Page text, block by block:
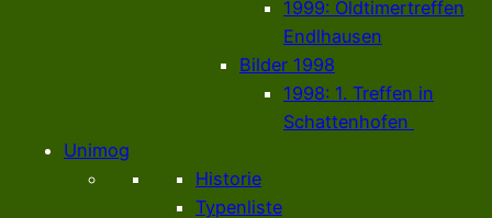
1999: Oldtimertreffen
Endlhausen
Bilder 1998
1998: 1. Treffen in
Schattenhofen
Unimog
Historie
Typenliste